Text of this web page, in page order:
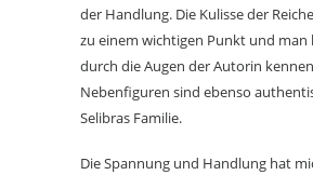
der Handlung. Die Kulisse der
zu einem wichtigen Punkt und man
durch die Augen der Autorin
Nebenfiguren sind ebenso
Selibras Familie.
Die Spannung und Handlung hat